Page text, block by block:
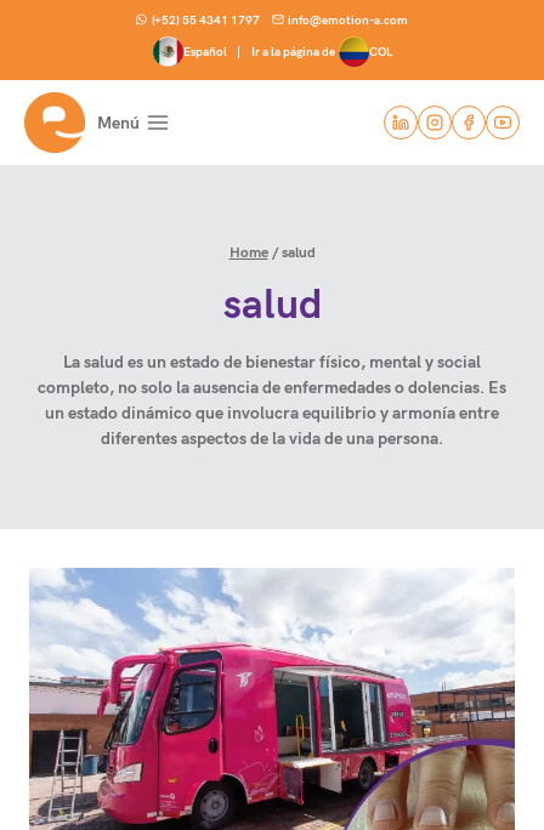
(+52) 55 4341 1797 info@emotion-a.com
Español | Ir a la página de COL
Menú
Home / salud
salud
La salud es un estado de bienestar físico, mental y social
completo, no solo la ausencia de enfermedades o dolencias. Es
un estado dinámico que involucra equilibrio y armonía entre
diferentes aspectos de la vida de una persona.